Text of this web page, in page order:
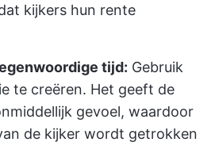
kijkers hun rente
tijd: Gebruik
te creëren. Het geeft de
gevoel, waardoor
de kijker wordt getrokken